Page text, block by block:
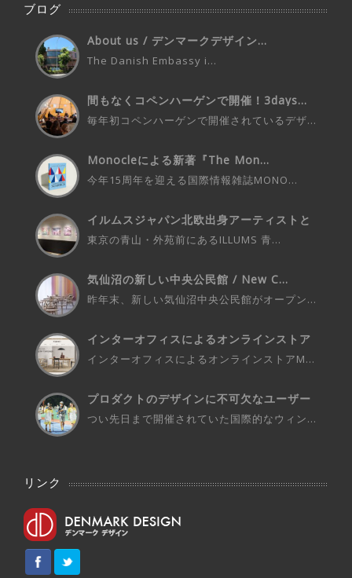
ブログ
About us / デンマークデザイン...
The Danish Embassy i...
間もなくコペンハーゲンで開催！3days...
毎年初コペンハーゲンで開催されているデザ...
Monocleによる新著『The Mon...
今年15周年を迎える国際情報雑誌MONO...
イルムスジャパン北欧出身アーティストと
の...
東京の青山・外苑前にあるILLUMS 青...
気仙沼の新しい中央公民館 / New C...
昨年末、新しい気仙沼中央公民館がオープン...
インターオフィスによるオンラインストア
インターオフィスによるオンラインストアM...
プロダクトのデザインに不可欠なユーザー
つい先日まで開催されていた国際的なウィン...
リンク